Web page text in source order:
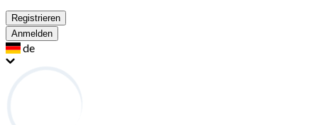
Registrieren
Anmelden
de